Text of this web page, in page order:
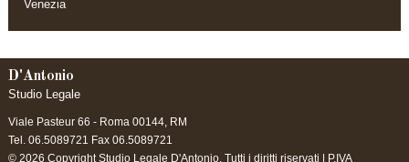
Venezia
D'Antonio
Studio Legale
Viale Pasteur 66 - Roma 00144, RM
Tel. 06.5089721 Fax 06.5089721
© 2026 Copyright Studio Legale D'Antonio. Tutti i diritti riservati | P.IVA